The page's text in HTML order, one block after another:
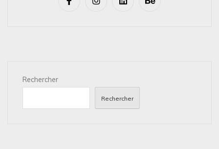
Rechercher
Rechercher